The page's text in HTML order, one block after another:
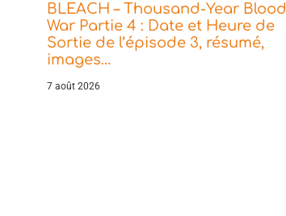
BLEACH – Thousand-Year Blood
War Partie 4 : Date et Heure de
Sortie de l’épisode 3, résumé,
images…
7 août 2026